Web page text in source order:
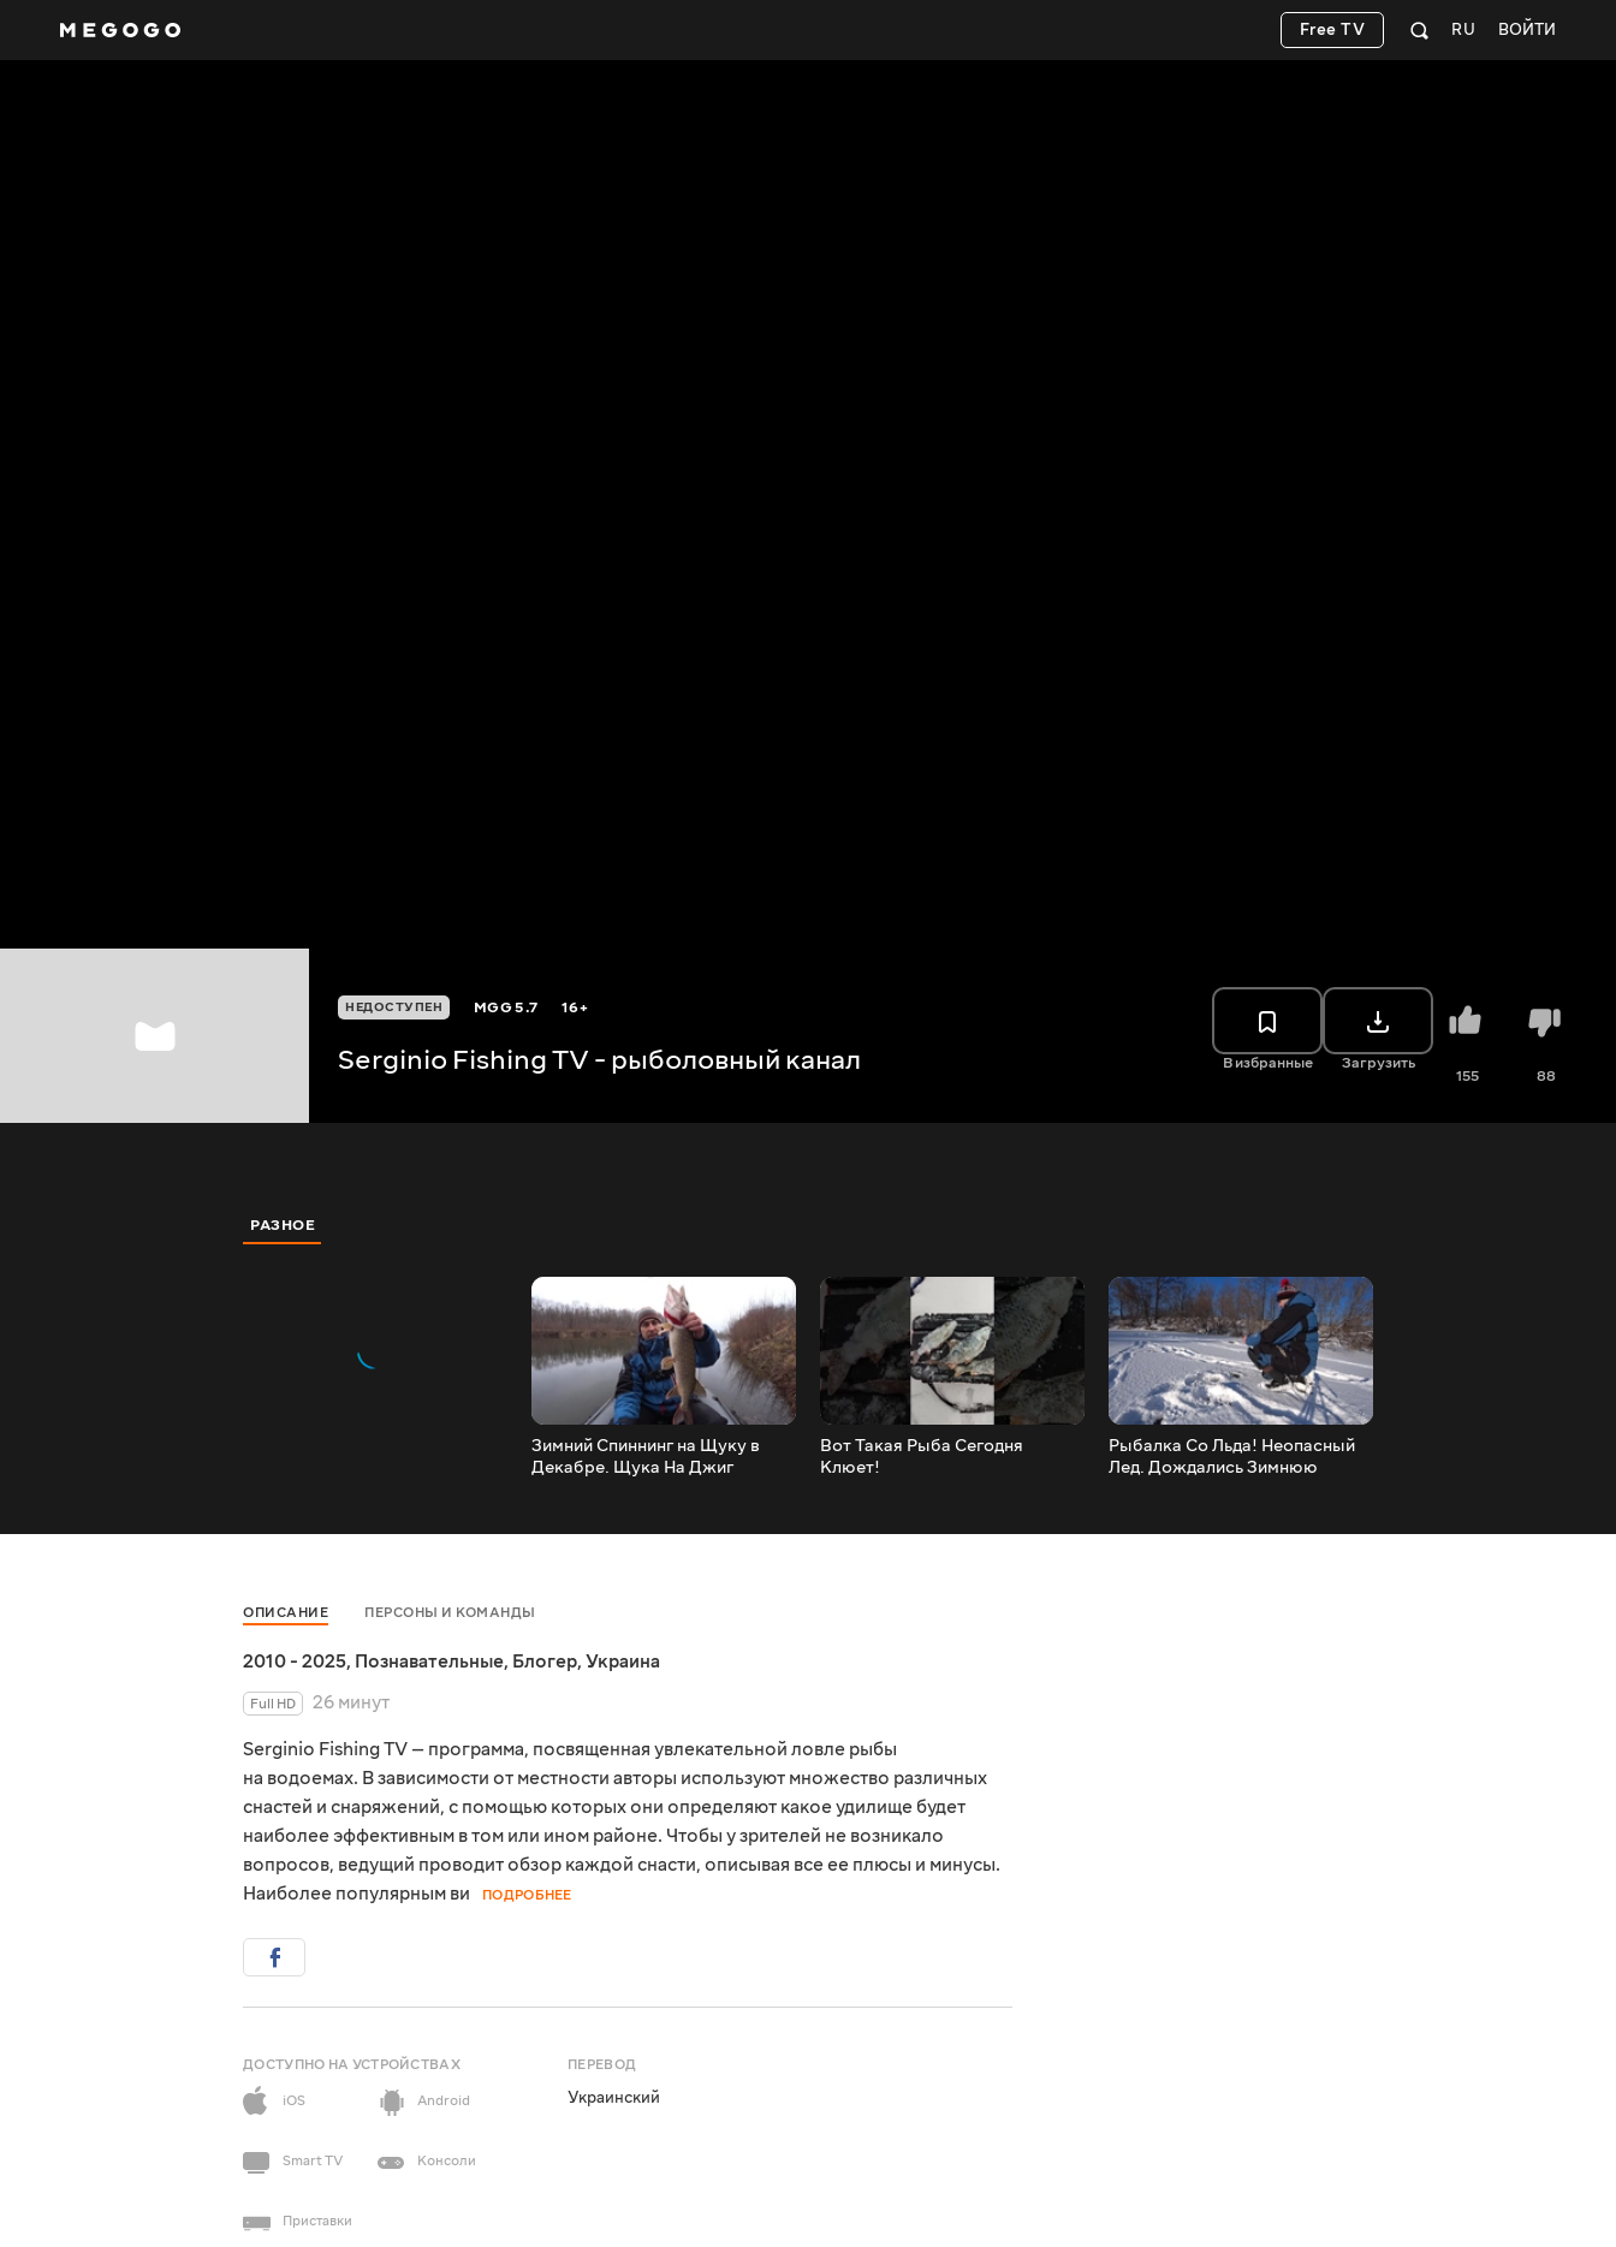
ВОЙТИ
RU
Free TV
НЕДОСТУПЕН MGG5.7 16+
Serginio Fishing TV - рыболовный канал В избранные Загрузить
155 88
РАЗНОЕ
Зимний Спиннинг на Щуку в
Декабре. Щука На Джиг
Вот Такая Рыба Сегодня
Клюет!
Рыбалка Со Льда! Неопасный
Лед. Дождались Зимнюю
ОПИСАНИЕ ПЕРСОНЫ И КОМАНДЫ
2010 - 2025, Познавательные, Блогер, Украина
Full HD
26 минут
Serginio Fishing TV — программа, посвященная увлекательной ловле рыбы
на водоемах. В зависимости от местности авторы используют множество различных
снастей и снаряжений, с помощью которых они определяют какое удилище будет
наиболее эффективным в том или ином районе. Чтобы у зрителей не возникало
вопросов, ведущий проводит обзор каждой снасти, описывая все ее плюсы и минусы.
Наиболее популярным ви
ПОДРОБНЕЕ
ДОСТУПНО НА УСТРОЙСТВАХ
iOS
Android
Smart TV Консоли
Приставки
ПЕРЕВОД
Украинский